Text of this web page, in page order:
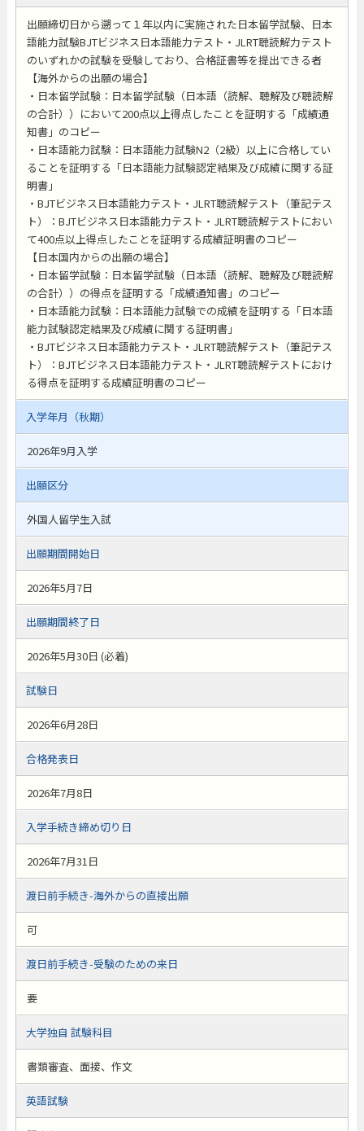
出願締切日から遡って１年以内に実施された日本留学試験、日本
語能力試験BJTビジネス日本語能力テスト・JLRT聴読解力テスト
のいずれかの試験を受験しており、合格証書等を提出できる者
【海外からの出願の場合】
・日本留学試験：日本留学試験（日本語（読解、聴解及び聴読解
の合計））において200点以上得点したことを証明する「成績通
知書」のコピー
・日本語能力試験：日本語能力試験N2（2級）以上に合格してい
ることを証明する「日本語能力試験認定結果及び成績に関する証
明書」
・BJTビジネス日本語能力テスト・JLRT聴読解テスト（筆記テス
ト）：BJTビジネス日本語能力テスト・JLRT聴読解テストにおい
て400点以上得点したことを証明する成績証明書のコピー
【日本国内からの出願の場合】
・日本留学試験：日本留学試験（日本語（読解、聴解及び聴読解
の合計））の得点を証明する「成績通知書」のコピー
・日本語能力試験：日本語能力試験での成績を証明する「日本語
能力試験認定結果及び成績に関する証明書」
・BJTビジネス日本語能力テスト・JLRT聴読解テスト（筆記テス
ト）：BJTビジネス日本語能力テスト・JLRT聴読解テストにおけ
る得点を証明する成績証明書のコピー
入学年月（秋期）
2026年9月入学
出願区分
外国人留学生入試
出願期間開始日
2026年5月7日
出願期間終了日
2026年5月30日 (必着)
試験日
2026年6月28日
合格発表日
2026年7月8日
入学手続き締め切り日
2026年7月31日
渡日前手続き-海外からの直接出願
可
渡日前手続き-受験のための来日
要
大学独自 試験科目
書類審査、面接、作文
英語試験